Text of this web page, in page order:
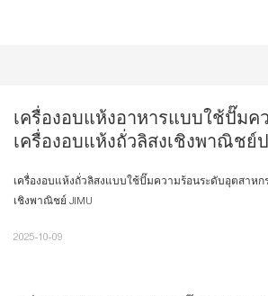
เครื่องอบแห้งอาหารแบบใช้ปั๊มค
เครื่องอบแห้งถั่วลิสงเชิงพาณิชย์
เครื่องอบแห้งถั่วลิสงแบบใช้ปั๊มความร้อนระดับอุตสาหก
เชิงพาณิชย์ JIMU
2025-10-09